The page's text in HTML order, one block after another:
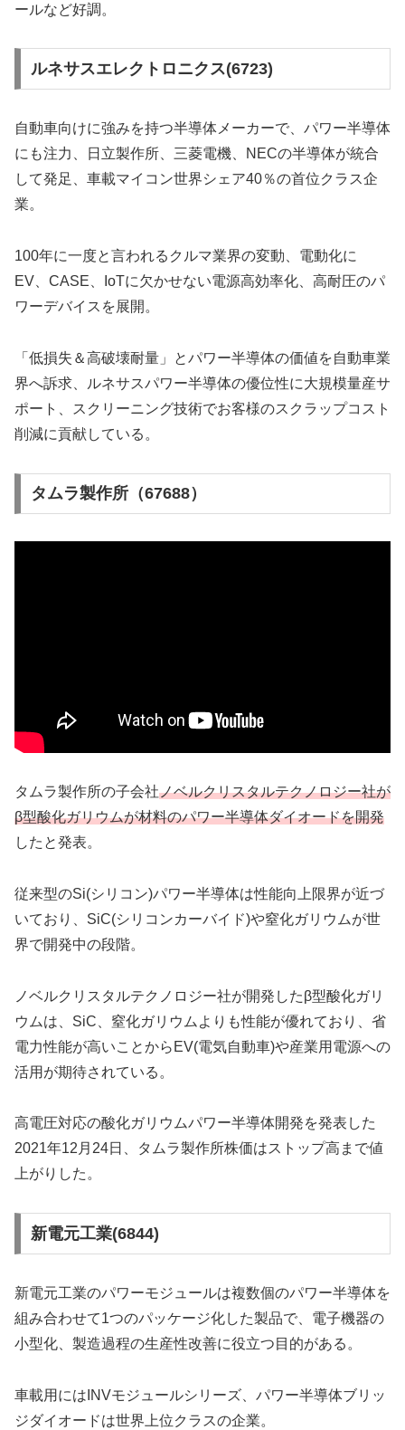
ールなど好調。
ルネサスエレクトロニクス(6723)
自動車向けに強みを持つ半導体メーカーで、パワー半導体
にも注力、日立製作所、三菱電機、NECの半導体が統合
して発足、車載マイコン世界シェア40％の首位クラス企
業。
100年に一度と言われるクルマ業界の変動、電動化に
EV、CASE、IoTに欠かせない電源高効率化、高耐圧のパ
ワーデバイスを展開。
「低損失＆高破壊耐量」とパワー半導体の価値を自動車業
界へ訴求、ルネサスパワー半導体の優位性に大規模量産サ
ポート、スクリーニング技術でお客様のスクラップコスト
削減に貢献している。
タムラ製作所（67688）
タムラ製作所の子会社ノベルクリスタルテクノロジー社が
β型酸化ガリウムが材料のパワー半導体ダイオードを開発
したと発表。
従来型のSi(シリコン)パワー半導体は性能向上限界が近づ
いており、SiC(シリコンカーバイド)や窒化ガリウムが世
界で開発中の段階。
ノベルクリスタルテクノロジー社が開発したβ型酸化ガリ
ウムは、SiC、窒化ガリウムよりも性能が優れており、省
電力性能が高いことからEV(電気自動車)や産業用電源への
活用が期待されている。
高電圧対応の酸化ガリウムパワー半導体開発を発表した
2021年12月24日、タムラ製作所株価はストップ高まで値
上がりした。
新電元工業(6844)
新電元工業のパワーモジュールは複数個のパワー半導体を
組み合わせて1つのパッケージ化した製品で、電子機器の
小型化、製造過程の生産性改善に役立つ目的がある。
車載用にはINVモジュールシリーズ、パワー半導体ブリッ
ジダイオードは世界上位クラスの企業。